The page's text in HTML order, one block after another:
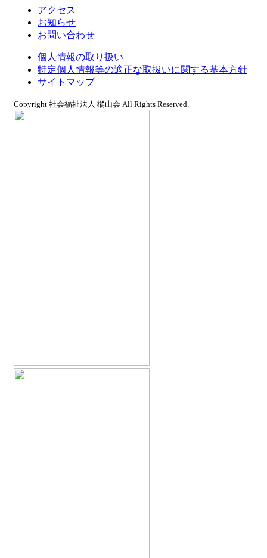
アクセス
お知らせ
お問い合わせ
個人情報の取り扱い
特定個人情報等の適正な取扱いに関する基本方針
サイトマップ
Copyright 社会福祉法人 樅山会 All Rights Reserved.